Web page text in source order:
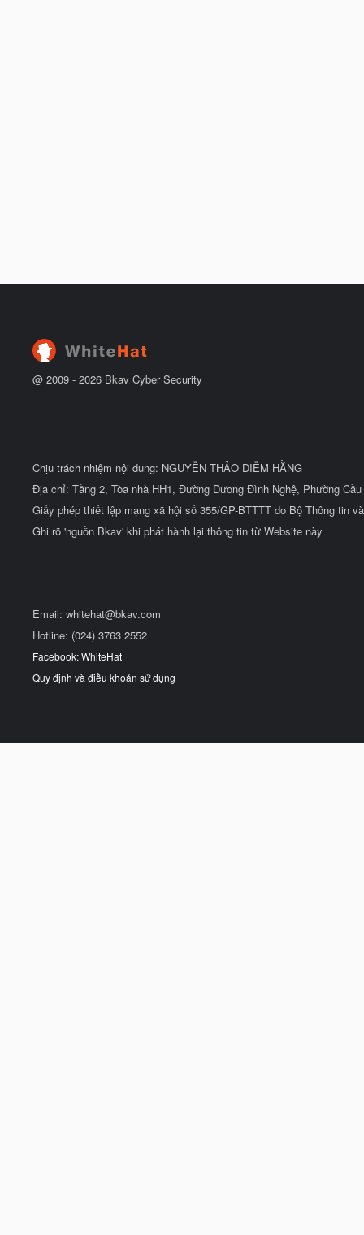
@ 2009 - 2026 Bkav Cyber Security
Chịu trách nhiệm nội dung: NGUYỄN THẢO DIỄM HẰNG
Địa chỉ: Tầng 2, Tòa nhà HH1, Đường Dương Đình Nghệ, Phường
Giấy phép thiết lập mạng xã hội số 355/GP-BTTTT do Bộ Thông tin
Ghi rõ 'nguồn Bkav' khi phát hành lại thông tin từ Website này
Email: whitehat@bkav.com
Hotline: (024) 3763 2552
Facebook: WhiteHat
Quy định và điều khoản sử dụng